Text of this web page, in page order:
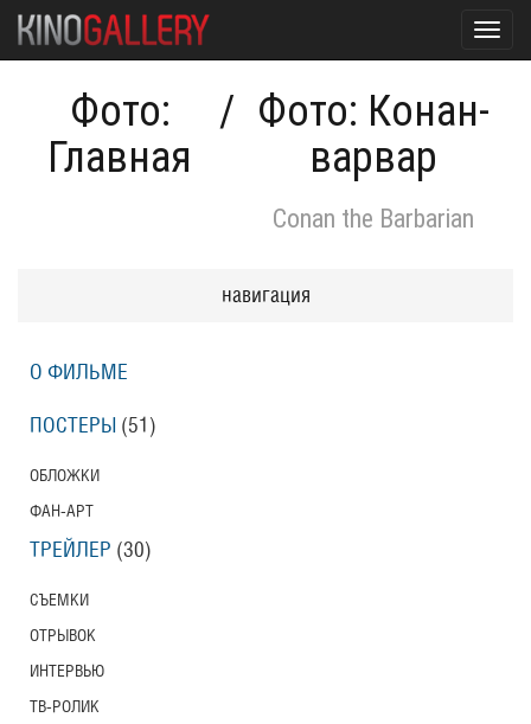
Фото:
Главная
/ Фото: Конан-
варвар
Conan the Barbarian
навигация
О ФИЛЬМЕ
ПОСТЕРЫ (51)
ОБЛОЖКИ
ФАН-АРТ
ТРЕЙЛЕР (30)
СЪЕМКИ
ОТРЫВОК
ИНТЕРВЬЮ
ТВ-РОЛИК